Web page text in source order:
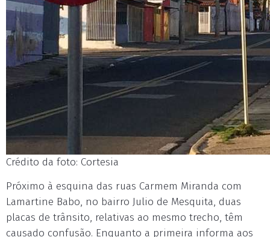
Crédito da foto: Cortesia
Próximo à esquina das ruas Carmem Miranda com
Lamartine Babo, no bairro Julio de Mesquita, duas
placas de trânsito, relativas ao mesmo trecho, têm
causado confusão. Enquanto a primeira informa aos